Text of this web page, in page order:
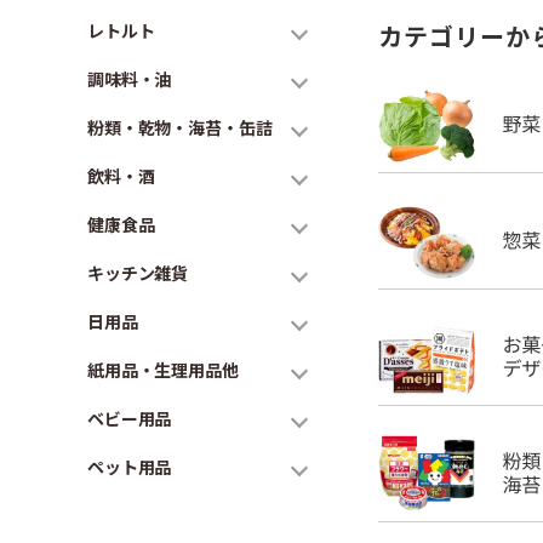
レトルト
調味料・油
粉類・乾物・海苔・缶詰
飲料・酒
健康食品
キッチン雑貨
日用品
紙用品・生理用品他
ベビー用品
ペット用品
カテゴリーか